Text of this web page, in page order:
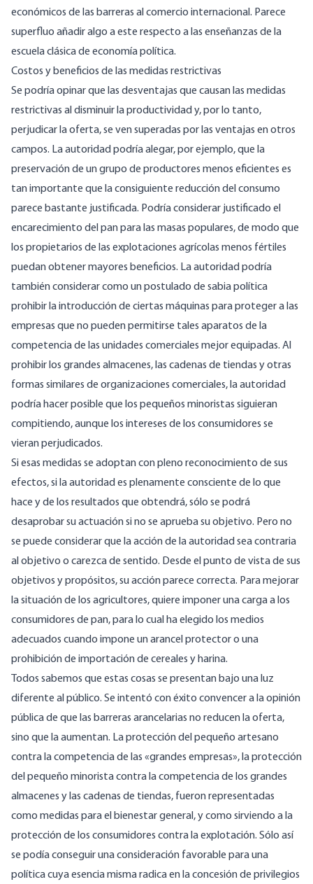
económicos de las barreras al comercio internacional. Parece
superfluo añadir algo a este respecto a las enseñanzas de la
escuela clásica de economía política.
Costos y beneficios de las medidas restrictivas
Se podría opinar que las desventajas que causan las medidas
restrictivas al disminuir la productividad y, por lo tanto,
perjudicar la oferta, se ven superadas por las ventajas en otros
campos. La autoridad podría alegar, por ejemplo, que la
preservación de un grupo de productores menos eficientes es
tan importante que la consiguiente reducción del consumo
parece bastante justificada. Podría considerar justificado el
encarecimiento del pan para las masas populares, de modo que
los propietarios de las explotaciones agrícolas menos fértiles
puedan obtener mayores beneficios. La autoridad podría
también considerar como un postulado de sabia política
prohibir la introducción de ciertas máquinas para proteger a las
empresas que no pueden permitirse tales aparatos de la
competencia de las unidades comerciales mejor equipadas. Al
prohibir los grandes almacenes, las cadenas de tiendas y otras
formas similares de organizaciones comerciales, la autoridad
podría hacer posible que los pequeños minoristas siguieran
compitiendo, aunque los intereses de los consumidores se
vieran perjudicados.
Si esas medidas se adoptan con pleno reconocimiento de sus
efectos, si la autoridad es plenamente consciente de lo que
hace y de los resultados que obtendrá, sólo se podrá
desaprobar su actuación si no se aprueba su objetivo. Pero no
se puede considerar que la acción de la autoridad sea contraria
al objetivo o carezca de sentido. Desde el punto de vista de sus
objetivos y propósitos, su acción parece correcta. Para mejorar
la situación de los agricultores, quiere imponer una carga a los
consumidores de pan, para lo cual ha elegido los medios
adecuados cuando impone un arancel protector o una
prohibición de importación de cereales y harina.
Todos sabemos que estas cosas se presentan bajo una luz
diferente al público. Se intentó con éxito convencer a la opinión
pública de que las barreras arancelarias no reducen la oferta,
sino que la aumentan. La protección del pequeño artesano
contra la competencia de las «grandes empresas», la protección
del pequeño minorista contra la competencia de los grandes
almacenes y las cadenas de tiendas, fueron representadas
como medidas para el bienestar general, y como sirviendo a la
protección de los consumidores contra la explotación. Sólo así
se podía conseguir una consideración favorable para una
política cuya esencia misma radica en la concesión de privilegios